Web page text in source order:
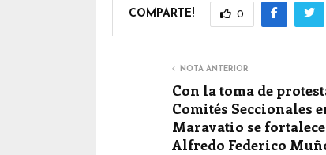
COMPARTE! 0
NOTA ANTERIOR
Con la toma de
Comités Seccionales
Maravatio se fortalece
Alfredo Federico